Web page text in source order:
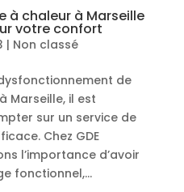
à chaleur à Marseille
votre confort
| Non classé
de
Marseille, il est
sur un service de
Chez GDE
l’importance d’avoir
fonctionnel,...